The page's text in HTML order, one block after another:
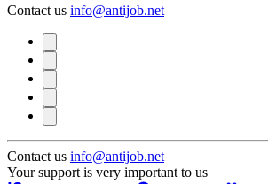
Contact us info@antijob.net
Contact us info@antijob.net
Your support is very important to us